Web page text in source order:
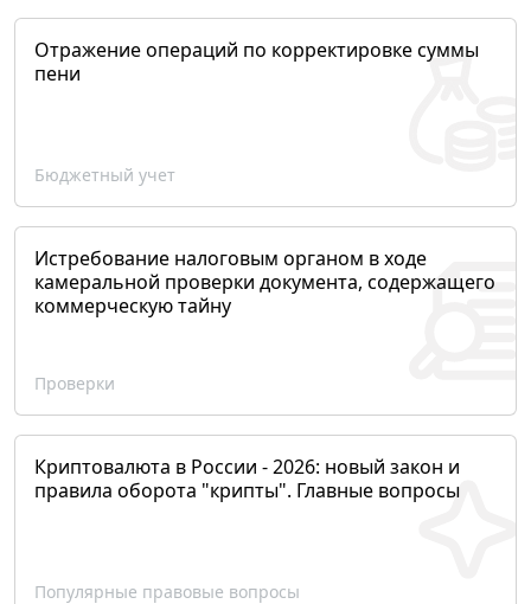
Отражение операций по корректировке суммы
пени
Бюджетный учет
Истребование налоговым органом в ходе
камеральной проверки документа, содержащего
коммерческую тайну
Проверки
Криптовалюта в России - 2026: новый закон и
правила оборота "крипты". Главные вопросы
Популярные правовые вопросы